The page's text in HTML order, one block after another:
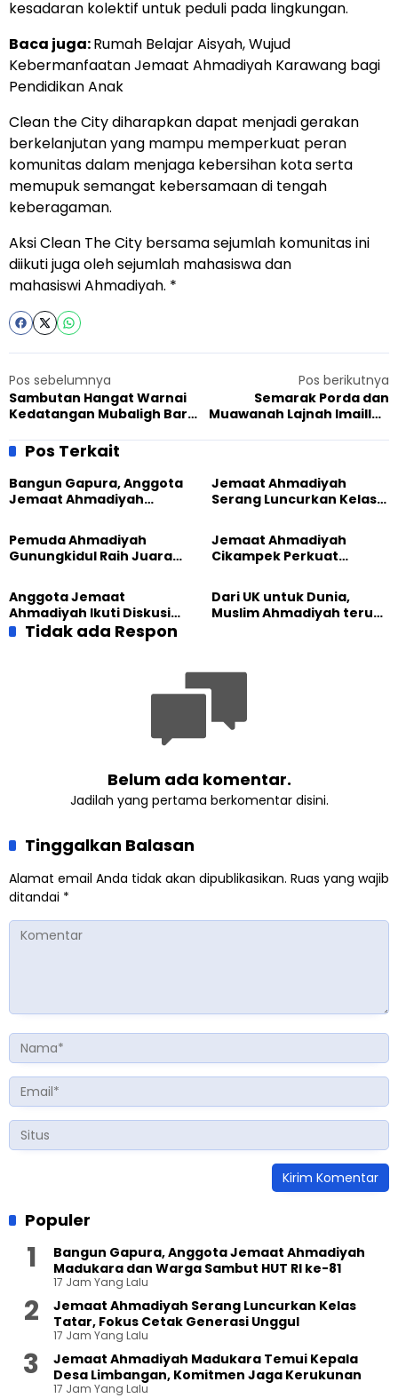
kesadaran kolektif untuk peduli pada lingkungan.
Baca juga:Rumah Belajar Aisyah, Wujud
Kebermanfaatan Jemaat Ahmadiyah Karawang bagi
Pendidikan Anak
Clean the City diharapkan dapat menjadi gerakan
berkelanjutan yang mampu memperkuat peran
komunitas dalam menjaga kebersihan kota serta
memupuk semangat kebersamaan di tengah
keberagaman.
Aksi Clean The City bersama sejumlah komunitas ini
diikuti juga oleh sejumlah mahasiswa dan
mahasiswi Ahmadiyah. *
Pos sebelumnya
Sambutan Hangat Warnai
Kedatangan Mubaligh Baru
Balaigana
Pos berikutnya
Semarak Porda dan
Muawanah Lajnah Imaillah
serta Prestasi
Pos Terkait
Bangun Gapura, Anggota
Jemaat Ahmadiyah
Sambut HUT RI ke-81
Jemaat Ahmadiyah
Serang Luncurkan Kelas
Generasi Unggul
Pemuda Ahmadiyah
Gunungkidul Raih Juara
Jemaat Ahmadiyah
Cikampek Perkuat
Lewat Pengajian
Gabungan
Anggota Jemaat
Ahmadiyah Ikuti Diskusi
Pluralisme di Yogyakarta
Dari UK untuk Dunia,
Muslim Ahmadiyah terus
Tidak ada Respon
Belum ada komentar.
Jadilah yang pertama berkomentar disini.
Tinggalkan Balasan
Alamat email Anda tidak akan dipublikasikan. Ruas yang wajib
ditandai *
Populer
Bangun Gapura, Anggota Jemaat Ahmadiyah
Madukara dan Warga Sambut HUT RI ke-81
17 Jam Yang Lalu
Jemaat Ahmadiyah Serang Luncurkan Kelas
Tatar, Fokus Cetak Generasi Unggul
17 Jam Yang Lalu
Jemaat Ahmadiyah Madukara Temui Kepala
Desa Limbangan, Komitmen Jaga Kerukunan
17 Jam Yang Lalu